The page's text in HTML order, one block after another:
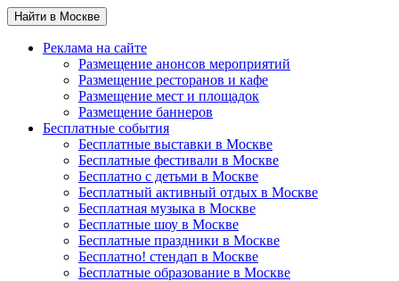
Найти в Москве
Реклама на сайте
Размещение анонсов мероприятий
Размещение ресторанов и кафе
Размещение мест и площадок
Размещение баннеров
Бесплатные события
Бесплатные выставки в Москве
Бесплатные фестивали в Москве
Бесплатно с детьми в Москве
Бесплатный активный отдых в Москве
Бесплатная музыка в Москве
Бесплатные шоу в Москве
Бесплатные праздники в Москве
Бесплатно! стендап в Москве
Бесплатные образование в Москве